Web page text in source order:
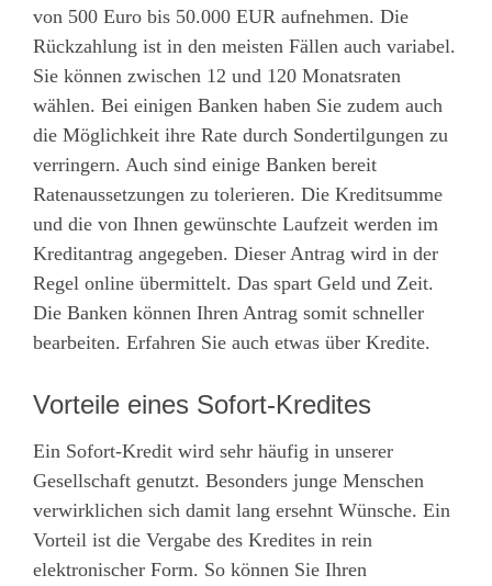
von 500 Euro bis 50.000 EUR aufnehmen. Die
Rückzahlung ist in den meisten Fällen auch variabel.
Sie können zwischen 12 und 120 Monatsraten
wählen. Bei einigen Banken haben Sie zudem auch
die Möglichkeit ihre Rate durch Sondertilgungen zu
verringern. Auch sind einige Banken bereit
Ratenaussetzungen zu tolerieren. Die Kreditsumme
und die von Ihnen gewünschte Laufzeit werden im
Kreditantrag angegeben. Dieser Antrag wird in der
Regel online übermittelt. Das spart Geld und Zeit.
Die Banken können Ihren Antrag somit schneller
bearbeiten. Erfahren Sie auch etwas über Kredite.
Vorteile eines Sofort-Kredites
Ein Sofort-Kredit wird sehr häufig in unserer
Gesellschaft genutzt. Besonders junge Menschen
verwirklichen sich damit lang ersehnt Wünsche. Ein
Vorteil ist die Vergabe des Kredites in rein
elektronischer Form. So können Sie Ihren